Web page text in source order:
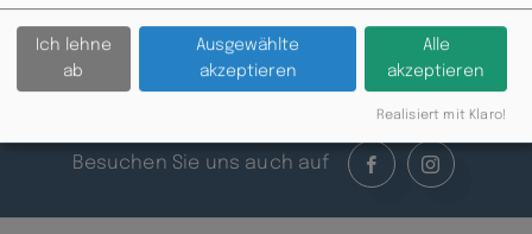
Zurück
Besuchen Sie uns auch auf
Ich lehne
ab
Ausgewählte
akzeptieren
Alle
akzeptieren
Realisiert mit Klaro!